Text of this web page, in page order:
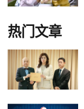
热门文章